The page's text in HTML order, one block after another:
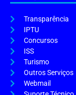
Transparência
IPTU
Concursos
ISS
Turismo
Outros Serviços
Webmail